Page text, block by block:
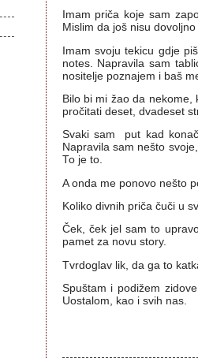
Imam priča koje sam
Mislim da još nisu
Imam svoju tekicu gdje
notes. Napravila sam
nositelje poznajem i baš
Bilo bi mi žao da
pročitati deset, dvadeset
Svaki sam put kad
Napravila sam nešto
To je to.
A onda me ponovo nešto
Koliko divnih priča čuči u
Ček, ček jel sam to
pamet za novu story.
Tvrdoglav lik, da ga to
Spuštam i podižem
Uostalom, kao i svih nas.